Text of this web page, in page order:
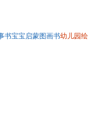
书宝宝启蒙图画书幼儿园绘